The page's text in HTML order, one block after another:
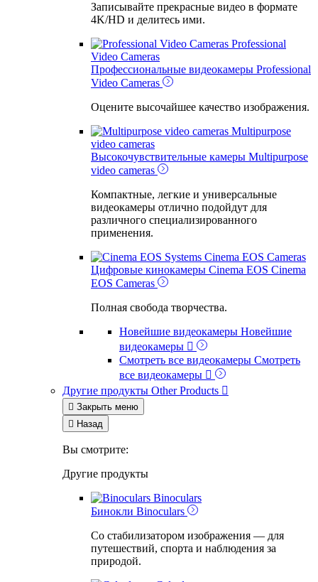
Записывайте прекрасные видео в формате
4K/HD и делитесь ими.
Professional
Video Cameras
Профессиональные видеокамеры Professional
Video Cameras
Оцените высочайшее качество изображения.
Multipurpose
video cameras
Высокочувствительные камеры Multipurpose
video cameras
Компактные, легкие и универсальные
видеокамеры отлично подойдут для
различного специализированного
применения.
Cinema EOS Cameras
Цифровые кинокамеры Cinema EOS Cinema
EOS Cameras
Полная свобода творчества.
Новейшие видеокамеры Новейшие
видеокамеры 
Смотреть все видеокамеры Смотреть
все видеокамеры 
Другие продукты Other Products 
 Закрыть меню
 Назад
Вы смотрите:
Другие продукты
Binoculars
Бинокли Binoculars
Со стабилизатором изображения — для
путешествий, спорта и наблюдения за
природой.